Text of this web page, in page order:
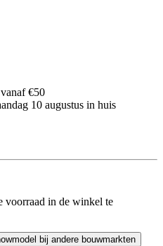
€50
10 augustus in huis
voorraad in de winkel te
bij andere bouwmarkten